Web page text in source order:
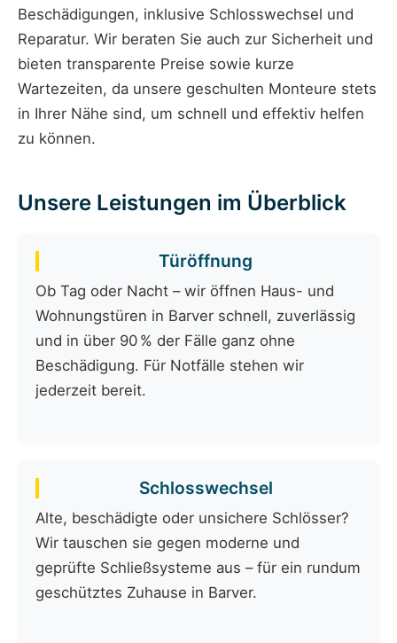
Beschädigungen, inklusive Schlosswechsel und
Reparatur. Wir beraten Sie auch zur Sicherheit und
bieten transparente Preise sowie kurze
Wartezeiten, da unsere geschulten Monteure stets
in Ihrer Nähe sind, um schnell und effektiv helfen
zu können.
Unsere Leistungen im Überblick
Türöffnung
Ob Tag oder Nacht – wir öffnen Haus- und
Wohnungstüren in Barver schnell, zuverlässig
und in über 90 % der Fälle ganz ohne
Beschädigung. Für Notfälle stehen wir
jederzeit bereit.
Schlosswechsel
Alte, beschädigte oder unsichere Schlösser?
Wir tauschen sie gegen moderne und
geprüfte Schließsysteme aus – für ein rundum
geschütztes Zuhause in Barver.